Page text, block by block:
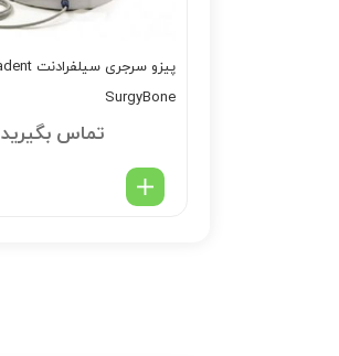
SurgyBone
تماس بگیرید